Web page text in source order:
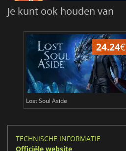
Je kunt ook houden van
24.24€
Lost Soul Aside
TECHNISCHE INFORMATIE
Officiële website